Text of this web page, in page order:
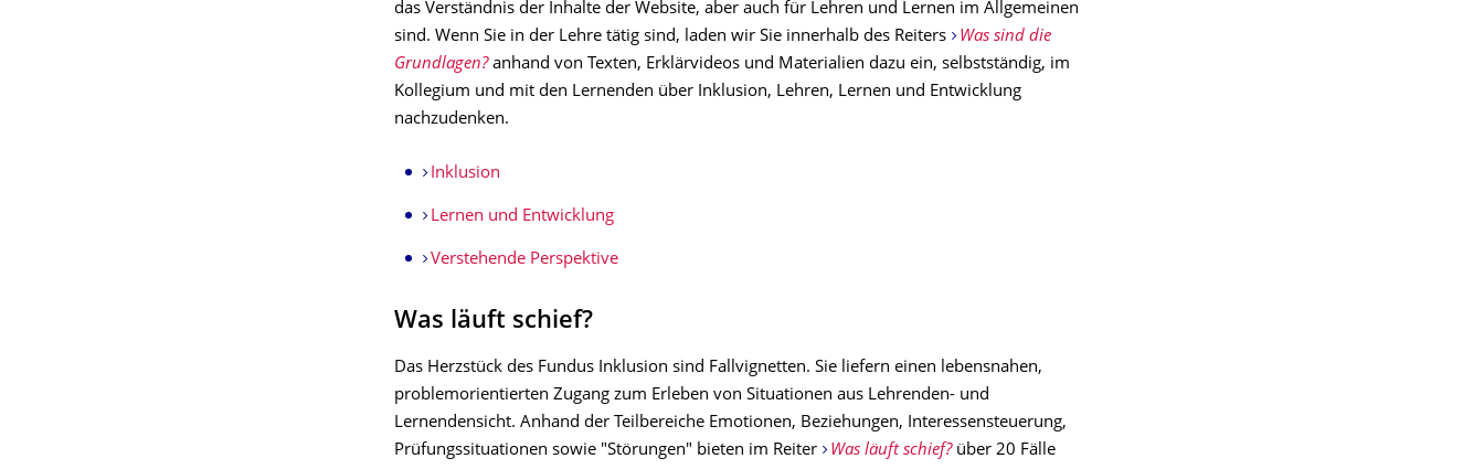
das Verständnis der Inhalte der Website, aber auch für Lehren und Lernen im Allgemeinen
sind. Wenn Sie in der Lehre tätig sind, laden wir Sie innerhalb des Reiters
Was sind die
Grundlagen? anhand von Texten, Erklärvideos und Materialien dazu ein, selbstständig, im
Kollegium und mit den Lernenden über Inklusion, Lehren, Lernen und Entwicklung
nachzudenken.
Inklusion
Lernen und Entwicklung
Verstehende Perspektive
Was läuft schief?
Das Herzstück des Fundus Inklusion sind Fallvignetten. Sie liefern einen lebensnahen,
problemorientierten Zugang zum Erleben von Situationen aus Lehrenden- und
Lernendensicht. Anhand der Teilbereiche Emotionen, Beziehungen, Interessensteuerung,
Prüfungssituationen sowie "Störungen" bieten im Reiter
Was läuft schief?über 20 Fälle